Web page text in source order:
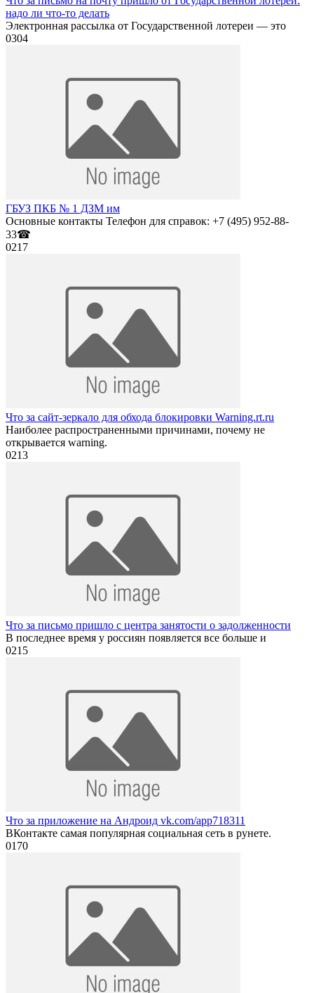
надо ли что-то делать
Электронная рассылка от Государственной лотереи — это
0304
ГБУЗ ПКБ № 1 ДЗМ им
Основные контакты Телефон для справок: +7 (495) 952-88-
33☎
0217
Что за сайт-зеркало для обхода блокировки Warning.rt.ru
Наиболее распространенными причинами, почему не
открывается warning.
0213
Что за письмо пришло с центра занятости о задолженности
В последнее время у россиян появляется все больше и
0215
Что за приложение на Андроид vk.com/app718311
ВКонтакте самая популярная социальная сеть в рунете.
0170